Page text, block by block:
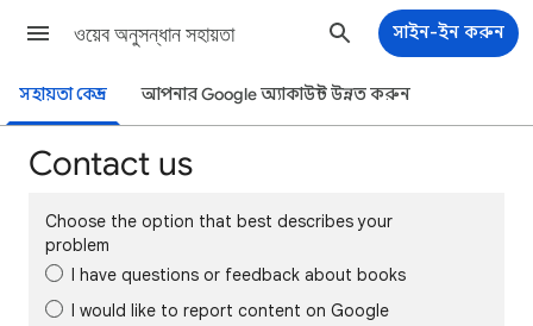
ওয়েব অনুসন্ধান সহায়তা সাইন-ইন করুন
সহায়তা কেন্দ্র আপনার Google অ্যাকাউন্ট উন্নত করুন
Contact us
Choose the option that best describes your
problem
I have questions or feedback about books
I would like to report content on Google